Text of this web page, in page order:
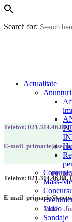
Search for:
Actualitate
Anunțuri
Mass-
Video
Sondaje
Telefon: 021.314.46.80,
E-mail:
Luni -
Telefon: 021.314.46.80,
E-mail: